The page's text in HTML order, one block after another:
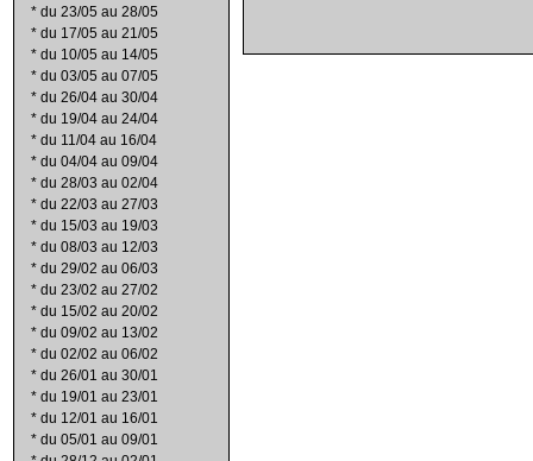
* du 23/05 au 28/05
* du 17/05 au 21/05
* du 10/05 au 14/05
* du 03/05 au 07/05
* du 26/04 au 30/04
* du 19/04 au 24/04
* du 11/04 au 16/04
* du 04/04 au 09/04
* du 28/03 au 02/04
* du 22/03 au 27/03
* du 15/03 au 19/03
* du 08/03 au 12/03
* du 29/02 au 06/03
* du 23/02 au 27/02
* du 15/02 au 20/02
* du 09/02 au 13/02
* du 02/02 au 06/02
* du 26/01 au 30/01
* du 19/01 au 23/01
* du 12/01 au 16/01
* du 05/01 au 09/01